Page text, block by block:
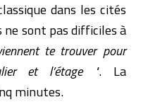
dans les cités
ne sont pas difficiles à
te trouver pour
et l’étage ". La
minutes.